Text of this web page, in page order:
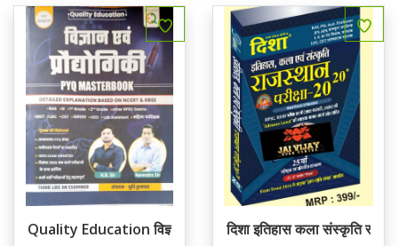
Quality Education विज्ञान एवं प्रध्योगिकी PYQ MASTER BOOK
दिशा इतिहास कला संस्कृति